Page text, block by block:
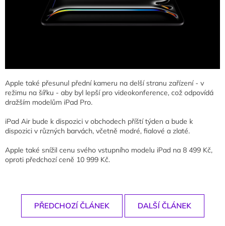
Apple také přesunul přední kameru na delší stranu zařízení - v
režimu na šířku - aby byl lepší pro videokonference, což odpovídá
dražším modelům iPad Pro.
iPad Air bude k dispozici v obchodech příští týden a bude k
dispozici v různých barvách, včetně modré, fialové a zlaté.
Apple také snížil cenu svého vstupního modelu iPad na 8 499 Kč,
oproti předchozí ceně 10 999 Kč.
PŘEDCHOZÍ ČLÁNEK DALŠÍ ČLÁNEK